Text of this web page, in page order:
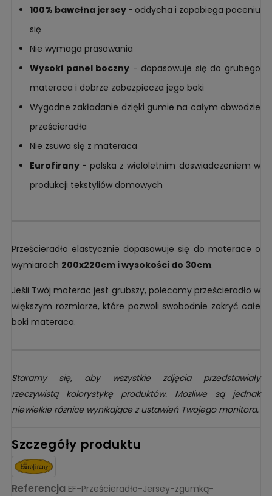
100% bawełna jersey - oddycha i zapobiega poceniu
się
Nie wymaga prasowania
Wysoki panel boczny - dopasowuje się do grubego
materaca i dobrze zabezpiecza jego boki
Wygodne zakładanie dzięki gumie na całym obwodzie
prześcieradła
Nie zsuwa się z materaca
Eurofirany - polska z wieloletnim doswiadczeniem w
produkcji tekstyliów domowych
Prześcieradło elastycznie dopasowuje się do materace o
wymiarach 200x220cm i wysokości do 30cm.
Jeśli Twój materac jest grubszy, polecamy prześcieradło w
większym rozmiarze, które pozwoli swobodnie zakryć całe
boki materaca.
Staramy się, aby wszystkie zdjęcia przedstawiały
rzeczywistą kolorystykę produktów. Możliwe są jednak
niewielkie różnice wynikające z ustawień Twojego monitora.
Szczegóły produktu
Referencja EF-Prześcieradło-Jersey-zgumką-